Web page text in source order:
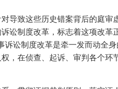
导致这些历史错案背后的庭审
讼制度改革，标志着这项改革
讼制度改革是牵一发而动全
，在侦查、起诉、审判各个环